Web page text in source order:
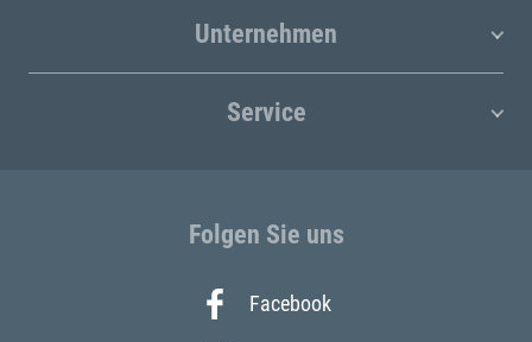
Unternehmen
Service
Folgen Sie uns
Facebook